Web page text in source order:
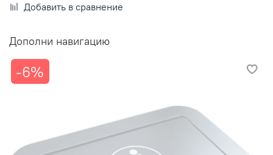
Добавить в сравнение
Дополни навигацию
-6%